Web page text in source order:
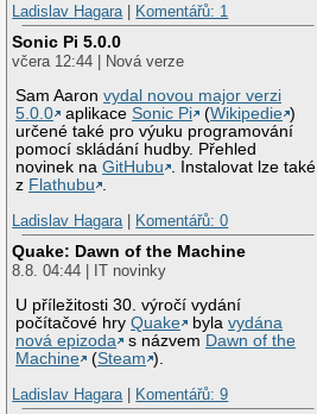
Ladislav Hagara
Komentářů: 1
Sonic Pi 5.0.0
včera 12:44 | Nová verze
Sam Aaronvydal novou major verzi
5.0.0
aplikaceSonic Pi (Wikipedie )
určené také pro výuku programování
pomocí skládání hudby. Přehled
novinek naGitHubu . Instalovat lze také
z Flathubu .
Ladislav Hagara
Komentářů: 0
Quake: Dawn of the Machine
8.8. 04:44 | IT novinky
U příležitosti 30. výročí vydání
počítačové hryQuake bylavydána
nová epizoda
s názvem Dawn of the
Machine
(Steam ).
Ladislav Hagara
Komentářů: 9